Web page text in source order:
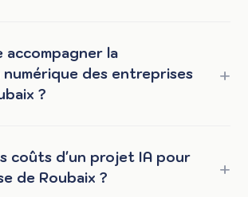
accompagner la
des entreprises
?
coûts d'un projet IA pour
de Roubaix ?